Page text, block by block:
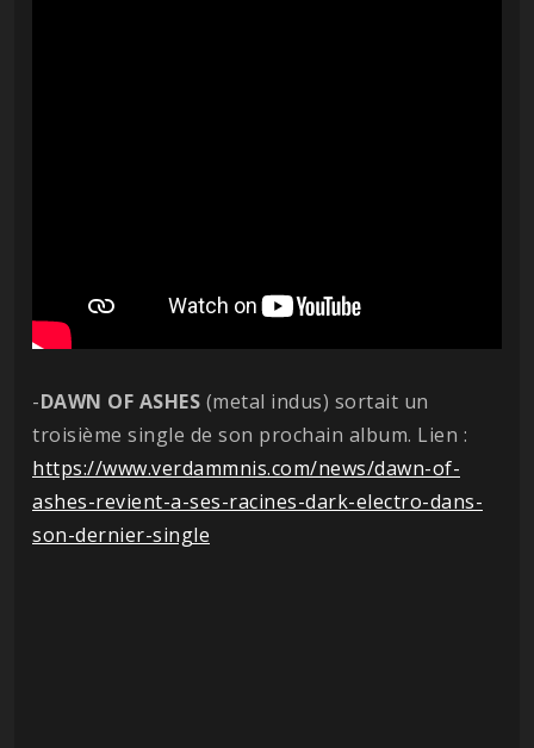
-DAWN OF ASHES (metal indus) sortait un
troisième single de son prochain album. Lien :
https://www.verdammnis.com/news/dawn-of-
ashes-revient-a-ses-racines-dark-electro-dans-
son-dernier-single